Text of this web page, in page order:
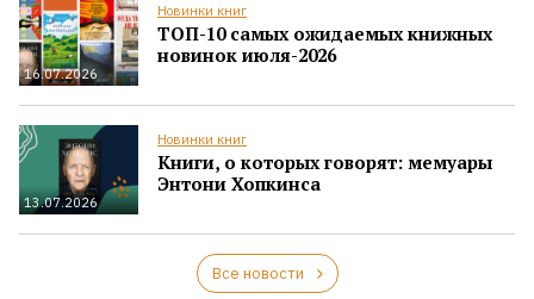
16.07.2026
Новинки книг
ТОП-10 самых ожидаемых книжных
новинок июля-2026
13.07.2026
Новинки книг
Книги, о которых говорят: мемуары
Энтони Хопкинса
Все новости